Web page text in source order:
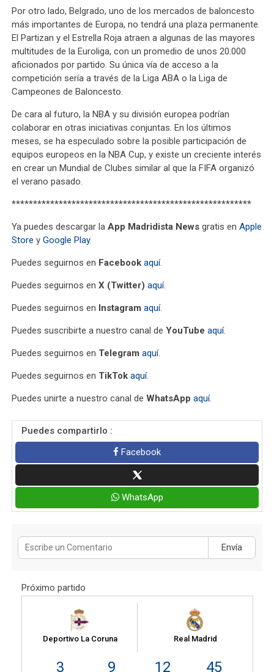
Por otro lado, Belgrado, uno de los mercados de baloncesto
más importantes de Europa, no tendrá una plaza permanente.
El Partizan y el Estrella Roja atraen a algunas de las mayores
multitudes de la Euroliga, con un promedio de unos 20.000
aficionados por partido. Su única vía de acceso a la
competición sería a través de la Liga ABA o la Liga de
Campeones de Baloncesto.
De cara al futuro, la NBA y su división europea podrían
colaborar en otras iniciativas conjuntas. En los últimos
meses, se ha especulado sobre la posible participación de
equipos europeos en la NBA Cup, y existe un creciente interés
en crear un Mundial de Clubes similar al que la FIFA organizó
el verano pasado.
********************************************************
Ya puedes descargar laApp Madridista News gratis enApple
Store yGoogle Play.
Puedes seguirnos en Facebook aquí.
Puedes seguirnos enX (Twitter) aquí.
Puedes seguirnos en Instagram aquí.
Puedes suscribirte a nuestro canal deYouTube aquí.
Puedes seguirnos en Telegram aquí.
Puedes seguirnos en TikTok aquí.
Puedes unirte a nuestro canal deWhatsApp aquí.
Puedes compartirlo :
Facebook
WhatsApp
Envía
Próximo partido
Deportivo La Coruna Real Madrid
3 9 12 44